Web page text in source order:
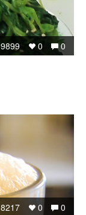
0
0
9899
0
0
8217